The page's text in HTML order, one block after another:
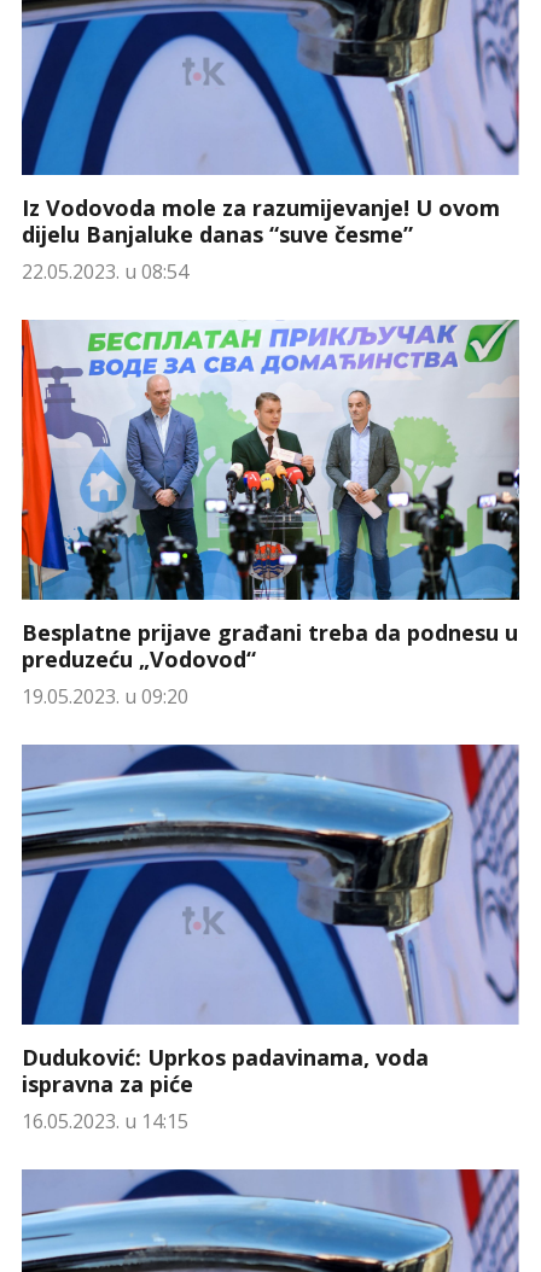
Iz Vodovoda mole za razumijevanje! U ovom
dijelu Banjaluke danas “suve česme”
22.05.2023. u 08:54
Besplatne prijave građani treba da podnesu u
preduzeću „Vodovod“
19.05.2023. u 09:20
Duduković: Uprkos padavinama, voda
ispravna za piće
16.05.2023. u 14:15